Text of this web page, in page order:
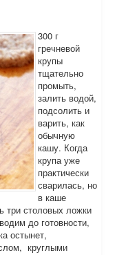
300 г
гречневой
крупы
тщательно
промыть,
залить водой,
подсолить и
варить, как
обычную
кашу. Когда
крупа уже
практически
сварилась, но
в каше
три столовых ложки
до готовности,
остынет,
круглыми